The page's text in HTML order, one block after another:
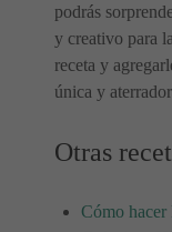
podrás
y creativo para
receta y
única y
Otras
Cómo hacer